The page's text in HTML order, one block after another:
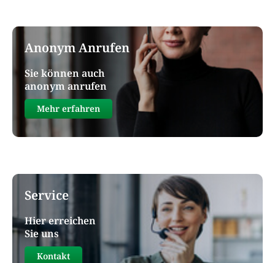
Anonym Anrufen
Sie können auch
anonym anrufen
Mehr erfahren
Service
Hier erreichen
Sie uns
Kontakt